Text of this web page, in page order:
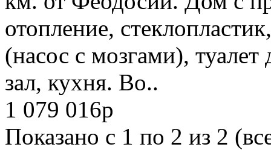
отопление,
(насос с мозгами),
зал, кухня. Во..
1 079 016p
Показано с 1 по 2 из 2